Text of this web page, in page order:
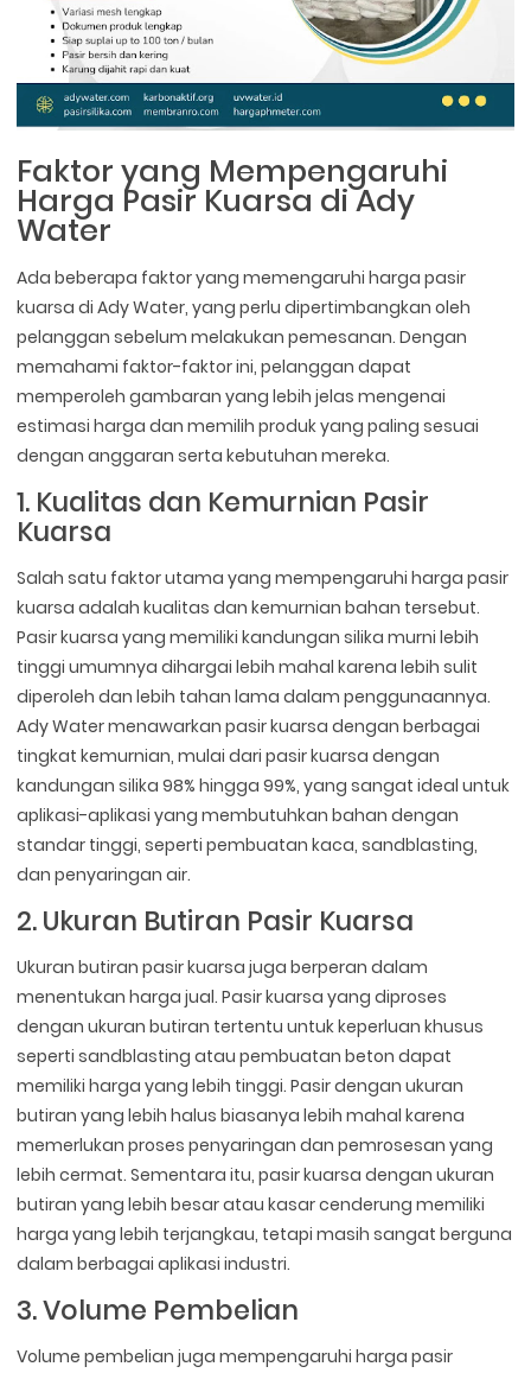
Faktor yang Mempengaruhi
Harga Pasir Kuarsa di Ady
Water
Ada beberapa faktor yang memengaruhi harga pasir
kuarsa di Ady Water, yang perlu dipertimbangkan oleh
pelanggan sebelum melakukan pemesanan. Dengan
memahami faktor-faktor ini, pelanggan dapat
memperoleh gambaran yang lebih jelas mengenai
estimasi harga dan memilih produk yang paling sesuai
dengan anggaran serta kebutuhan mereka.
1. Kualitas dan Kemurnian Pasir
Kuarsa
Salah satu faktor utama yang mempengaruhi harga pasir
kuarsa adalah kualitas dan kemurnian bahan tersebut.
Pasir kuarsa yang memiliki kandungan silika murni lebih
tinggi umumnya dihargai lebih mahal karena lebih sulit
diperoleh dan lebih tahan lama dalam penggunaannya.
Ady Water menawarkan pasir kuarsa dengan berbagai
tingkat kemurnian, mulai dari pasir kuarsa dengan
kandungan silika 98% hingga 99%, yang sangat ideal untuk
aplikasi-aplikasi yang membutuhkan bahan dengan
standar tinggi, seperti pembuatan kaca, sandblasting,
dan penyaringan air.
2. Ukuran Butiran Pasir Kuarsa
Ukuran butiran pasir kuarsa juga berperan dalam
menentukan harga jual. Pasir kuarsa yang diproses
dengan ukuran butiran tertentu untuk keperluan khusus
seperti sandblasting atau pembuatan beton dapat
memiliki harga yang lebih tinggi. Pasir dengan ukuran
butiran yang lebih halus biasanya lebih mahal karena
memerlukan proses penyaringan dan pemrosesan yang
lebih cermat. Sementara itu, pasir kuarsa dengan ukuran
butiran yang lebih besar atau kasar cenderung memiliki
harga yang lebih terjangkau, tetapi masih sangat berguna
dalam berbagai aplikasi industri.
3. Volume Pembelian
Volume pembelian juga mempengaruhi harga pasir